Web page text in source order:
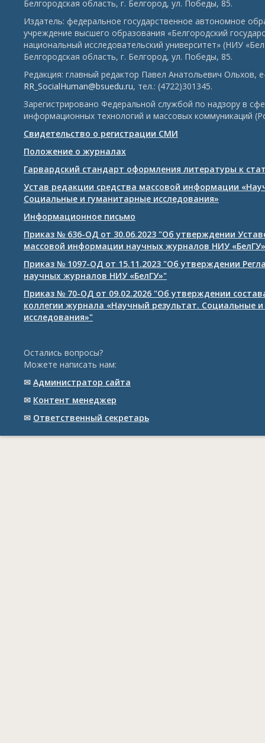
Белгородская область, г. Белгород, ул. Победы, 85.
Издатель: федеральное государственное автономное
учреждение высшего образования «Белгородский
национальный исследовательский университет» (НИУ
Белгородская область, г. Белгород, ул. Победы, 85.
Редакция: главный редактор Павел Анатольевич Ольхов,
RR_SocialHuman@bsuedu.ru, тел.: (4722)301345.
Зарегистрировано Федеральной службой по надзору в
информационных технологий и массовых коммуникаций
Свидетельство о регистрации СМИ
Положение о журналах
Гарвардский стандарт оформления литературы к
Устав редакции средства массовой информации
Социальные и гуманитарные исследования»
Информационное письмо
Приказ № 636-ОД от 30.06.2023 "Об утверждении
массовой информации научных журналов НИУ «БелГУ»
Приказ № 1097-ОД от 15.11.2023 "Об утверждении
научных журналов НИУ «БелГУ»"
Приказ № 70-ОД от 09.02.2026 "Об утверждении
коллегии журнала «Научный результат. Социальные
исследования»"
Остались вопросы?
Можете написать нам:
✉ Администратор сайта
✉ Контент менеджер
✉ Ответственный cекретарь